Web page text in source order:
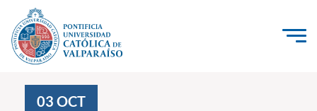
Click acá para ir directamente al contenido
03 OCT